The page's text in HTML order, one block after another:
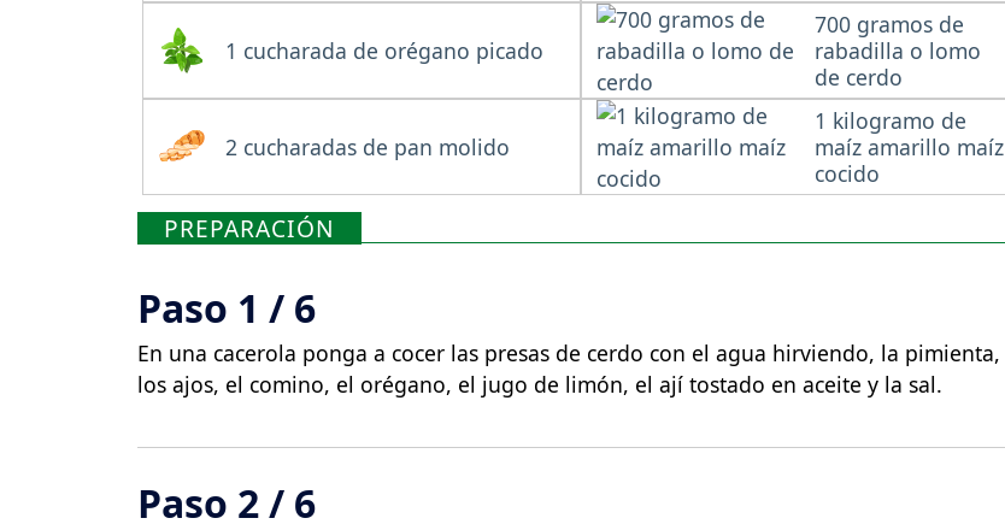
1 cucharada de orégano picado
700 gramos de
rabadilla o lomo
de cerdo
2 cucharadas de pan molido
1 kilogramo de
maíz amarillo maíz
cocido
PREPARACIÓN
Paso 1 / 6
En una cacerola ponga a cocer las presas de cerdo con el agua hirviendo, la pimienta,
los ajos, el comino, el orégano, el jugo de limón, el ají tostado en aceite y la sal.
Paso 2 / 6